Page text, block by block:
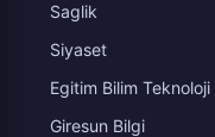
Saglik
Siyaset
Egitim Bilim Teknoloji
Giresun Bilgi